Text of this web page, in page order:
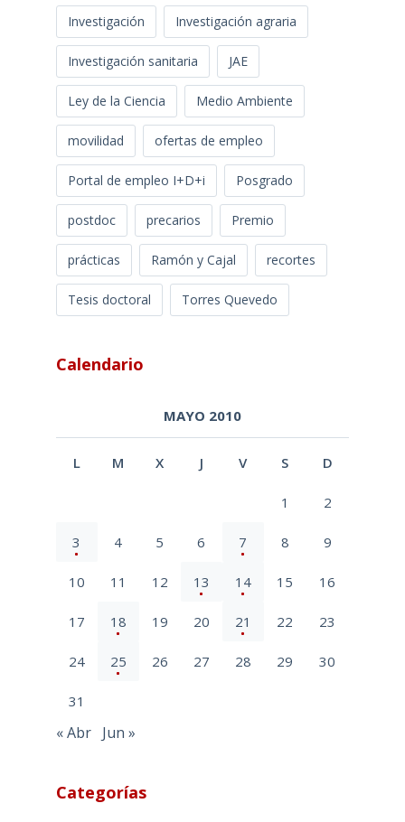
Investigación Investigación agraria
Investigación sanitaria JAE
Ley de la Ciencia Medio Ambiente
movilidad ofertas de empleo
Portal de empleo I+D+i Posgrado
postdoc precarios Premio
prácticas Ramón y Cajal recortes
Tesis doctoral Torres Quevedo
Calendario
MAYO 2010
L M X J V S D
1 2
3 4 5 6 7 8 9
10 11 12 13 14 15 16
17 18 19 20 21 22 23
24 25 26 27 28 29 30
31
« Abr Jun »
Categorías